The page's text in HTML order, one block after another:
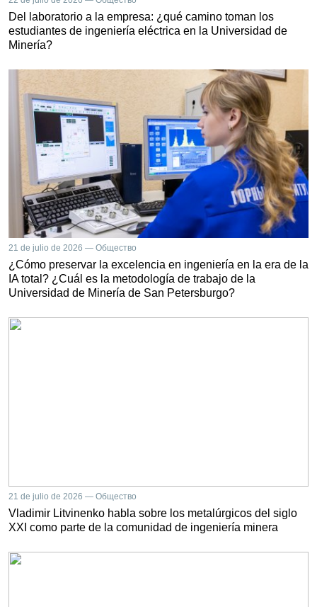
Del laboratorio a la empresa: ¿qué camino toman los
estudiantes de ingeniería eléctrica en la Universidad de
Minería?
21 de julio de 2026 — Общество
¿Cómo preservar la excelencia en ingeniería en la era de la
IA total? ¿Cuál es la metodología de trabajo de la
Universidad de Minería de San Petersburgo?
21 de julio de 2026 — Общество
Vladimir Litvinenko habla sobre los metalúrgicos del siglo
XXI como parte de la comunidad de ingeniería minera